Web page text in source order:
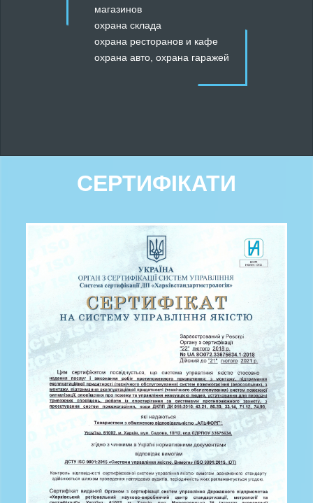
магазинов
охрана склада
охрана ресторанов и кафе
охрана авто, охрана гаражей
СЕРТИФІКАТИ